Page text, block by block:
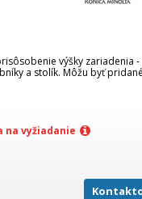
výšky zariadenia
a stolík. Môžu byť
na vyžiadanie